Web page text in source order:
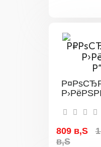
809 в‚Ѕ
в‚Ѕ